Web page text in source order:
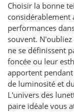
Choisir la bonne
performances
souvent.
ne se définissent
foncée ou leur
apportent
de luminosité et
L'univers des
paire idéale vous